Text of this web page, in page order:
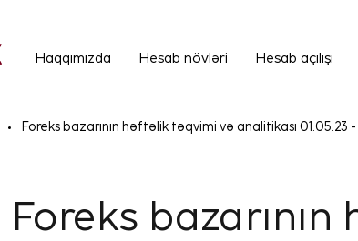
Haqqımızda Hesab növləri Hesab açılışı
Foreks bazarının həftəlik təqvimi və analitikası 01.05.23
Foreks